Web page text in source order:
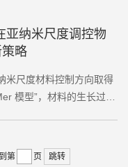
亚纳米尺度调控物
略
米尺度材料控制方向取得
模型”，材料的生长过程
第 页 跳转